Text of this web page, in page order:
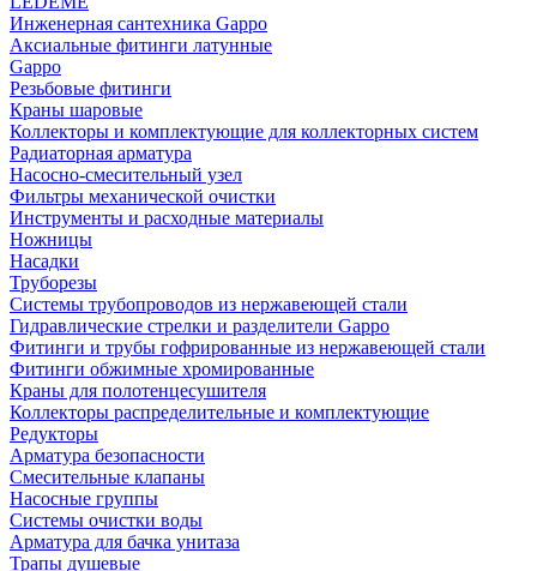
Инженерная сантехника Gappo
Аксиальные фитинги латунные
Gappo
Резьбовые фитинги
Краны шаровые
Коллекторы и комплектующие для коллекторных систем
Радиаторная арматура
Насосно-смесительный узел
Фильтры механической очистки
Инструменты и расходные материалы
Ножницы
Насадки
Труборезы
Системы трубопроводов из нержавеющей стали
Гидравлические стрелки и разделители Gappo
Фитинги и трубы гофрированные из нержавеющей стали
Фитинги обжимные хромированные
Краны для полотенцесушителя
Коллекторы распределительные и комплектующие
Редукторы
Арматура безопасности
Смесительные клапаны
Насосные группы
Системы очистки воды
Арматура для бачка унитаза
Трапы душевые